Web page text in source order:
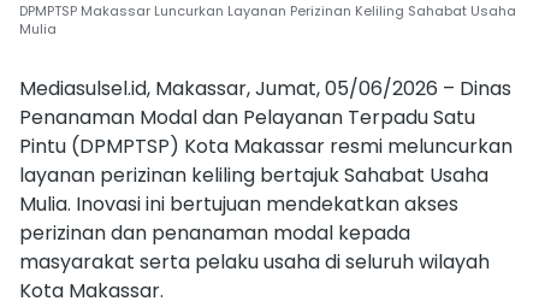
DPMPTSP Makassar Luncurkan Layanan Perizinan Keliling Sahabat Usaha
Mulia
Mediasulsel.id, Makassar, Jumat, 05/06/2026 – Dinas
Penanaman Modal dan Pelayanan Terpadu Satu
Pintu (DPMPTSP) Kota Makassar resmi meluncurkan
layanan perizinan keliling bertajuk Sahabat Usaha
Mulia. Inovasi ini bertujuan mendekatkan akses
perizinan dan penanaman modal kepada
masyarakat serta pelaku usaha di seluruh wilayah
Kota Makassar.